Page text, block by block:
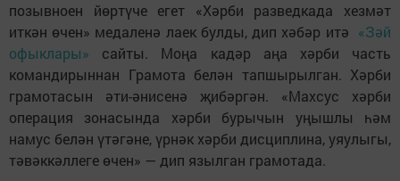
позывноен йөртүче егет «Хәрби разведкада хезмәт
иткән өчен» медаленә лаек булды, дип хәбәр итә «Зәй
офыклары» сайты. Моңа кадәр аңа хәрби часть
командирыннан Грамота белән тапшырылган. Хәрби
грамотасын әти-әнисенә җибәргән. «Махсус хәрби
операция зонасында хәрби бурычын уңышлы һәм
намус белән үтәгәне, үрнәк хәрби дисциплина, уяулыгы,
тәвәккәллеге өчен» — дип язылган грамотада.